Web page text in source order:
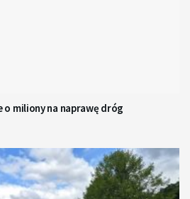
o miliony na naprawę dróg